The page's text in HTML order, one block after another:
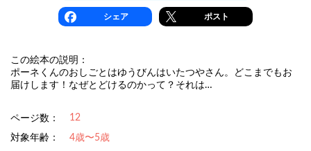
シェア ポスト
この絵本の説明：
ポーネくんのおしごとはゆうびんはいたつやさん。どこまでもお
届けします！なぜとどけるのかって？それは…
ページ数： 12
対象年齢：
4歳〜5歳